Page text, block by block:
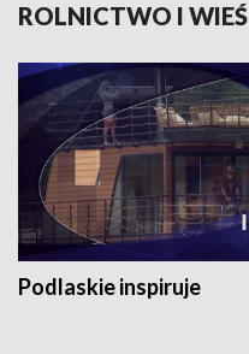
ROLNICTWO I WIEŚ
Podlaskie inspiruje